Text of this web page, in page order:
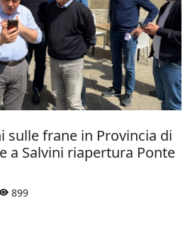
sulle frane in Provincia di
a Salvini riapertura Ponte
899